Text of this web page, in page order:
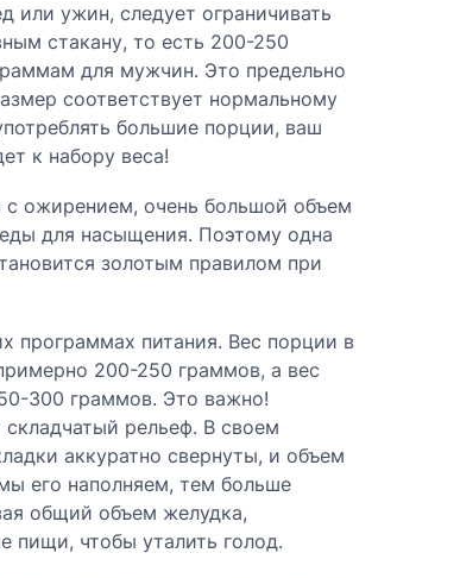
или ужин, следует ограничивать
стакану, то есть 200-250
для мужчин. Это предельно
соответствует нормальному
большие порции, ваш
к набору веса!
ожирением, очень большой объем
для насыщения. Поэтому одна
золотым правилом при
программах питания. Вес порции в
200-250 граммов, а вес
300 граммов. Это важно!
рельеф. В своем
аккуратно свернуты, и объем
его наполняем, тем больше
общий объем желудка,
пищи, чтобы уталить голод.